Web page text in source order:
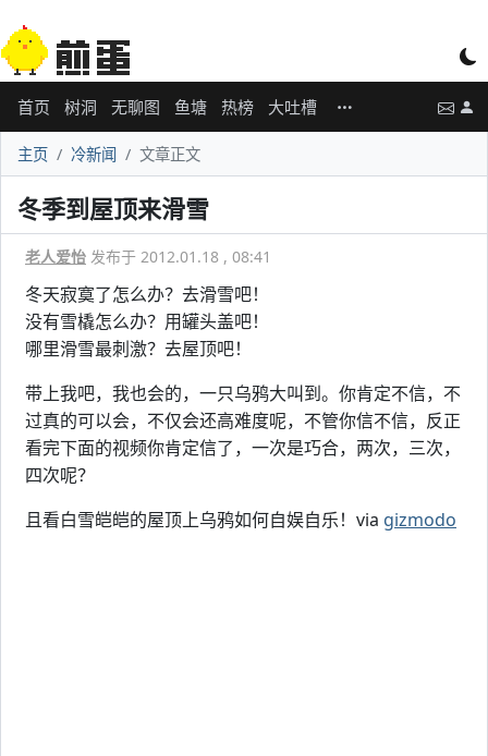
首页 树洞 无聊图 鱼塘 热榜 大吐槽
主页 冷新闻 文章正文
冬季到屋顶来滑雪
老人爱怡 发布于 2012.01.18 , 08:41
冬天寂寞了怎么办？去滑雪吧！
没有雪橇怎么办？用罐头盖吧！
哪里滑雪最刺激？去屋顶吧！
带上我吧，我也会的，一只乌鸦大叫到。你肯定不信，不
过真的可以会，不仅会还高难度呢，不管你信不信，反正
看完下面的视频你肯定信了，一次是巧合，两次，三次，
四次呢？
且看白雪皑皑的屋顶上乌鸦如何自娱自乐！via gizmodo